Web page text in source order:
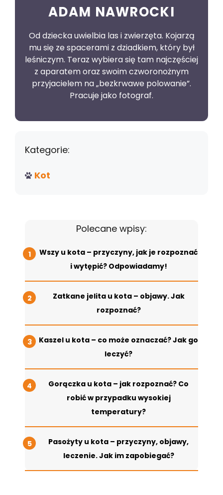
ADAM NAWROCKI
Od dziecka uwielbia las i zwierzęta. Kojarzą
mu się ze spacerami z dziadkiem, który był
leśniczym. Teraz wybiera się tam najczęściej
z aparatem oraz swoim czworonożnym
przyjacielem na „bezkrwawe polowanie”.
Pracuje jako fotograf.
Kategorie:
Kot
Polecane wpisy:
Wszy u kota – przyczyny, jak je rozpoznać
i wytępić? Odpowiadamy!
Zatkane jelita u kota – objawy. Jak
rozpoznać?
Kaszel u kota – co może oznaczać? Jak go
leczyć?
Gorączka u kota – jak rozpoznać? Co
robić w przypadku wysokiej
temperatury?
Pasożyty u kota – przyczyny, objawy,
leczenie. Jak im zapobiegać?